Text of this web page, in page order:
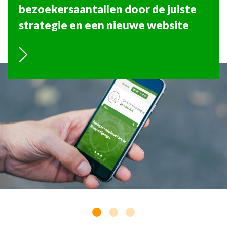
bezoekersaantallen door de juiste
strategie en een nieuwe website